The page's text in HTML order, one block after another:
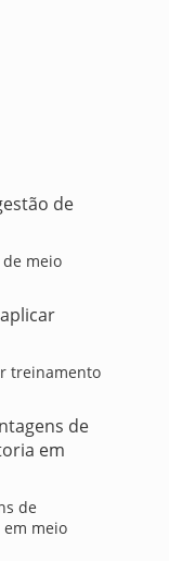
meio
treinamento
de
meio